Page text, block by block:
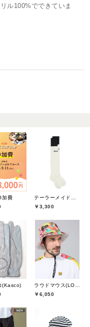
ル100%でできていま
加費
テーラーメイドゴルフ(TaylorMade Golf)
￥3,300
(Kasco)
ラウドマウス(LOUDMOUTH)
￥6,050